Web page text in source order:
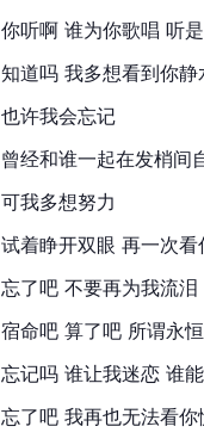
你听啊 谁为你歌唱 听
知道吗 我多想看到你
也许我会忘记
曾经和谁一起在发梢间
可我多想努力
试着睁开双眼 再一次
忘了吧 不要再为我流
宿命吧 算了吧 所谓永
忘记吗 谁让我迷恋 谁
忘了吧 我再也无法看